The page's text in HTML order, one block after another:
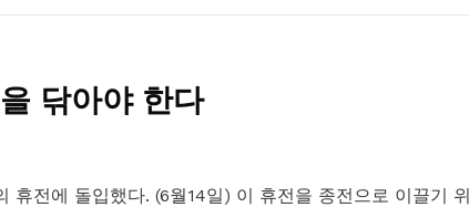
닦아야 한다
휴전에 돌입했다. (6월14일) 이 휴전을 종전으로 이끌기